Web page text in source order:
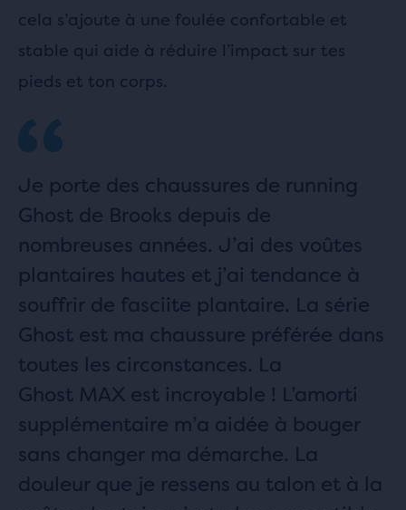
cela s’ajoute à une foulée confortable et
stable qui aide à réduire l’impact sur tes
pieds et ton corps.
Je porte des chaussures de running
Ghost de Brooks depuis de
nombreuses années. J’ai des voûtes
plantaires hautes et j’ai tendance à
souffrir de fasciite plantaire. La série
Ghost est ma chaussure préférée dans
toutes les circonstances. La
Ghost MAX est incroyable ! L’amorti
supplémentaire m’a aidée à bouger
sans changer ma démarche. La
douleur que je ressens au talon et à la